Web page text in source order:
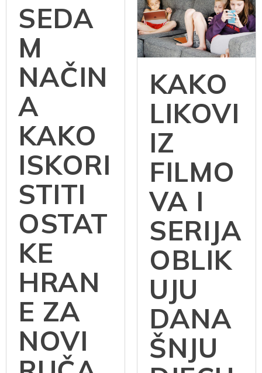
SEDA
M
NAČIN
A
KAKO
ISKORI
STITI
OSTAT
KE
HRAN
E ZA
NOVI
KAKO
LIKOVI
IZ
FILMO
VA I
SERIJA
OBLIK
UJU
DANA
ŠNJU